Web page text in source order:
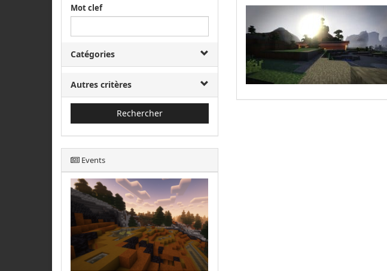
Mot clef
Catégories
Autres critères
Rechercher
Events